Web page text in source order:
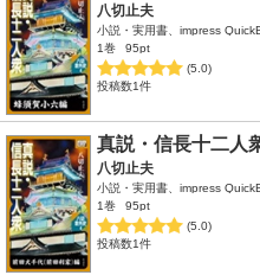
八切止夫
小説・実用書、impress
1巻
95pt
(5.0)
投稿数1件
真説・信長十二人
八切止夫
小説・実用書、impress
1巻
95pt
(5.0)
投稿数1件